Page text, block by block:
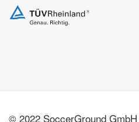
© 2022 SoccerGround